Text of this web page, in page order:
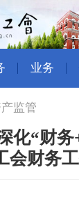
业务
监管
化“财务
会财务